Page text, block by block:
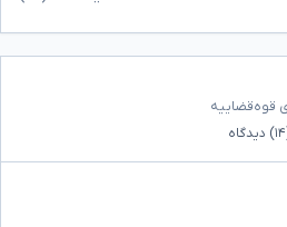
قوه‌قضاییه
دیدگاه